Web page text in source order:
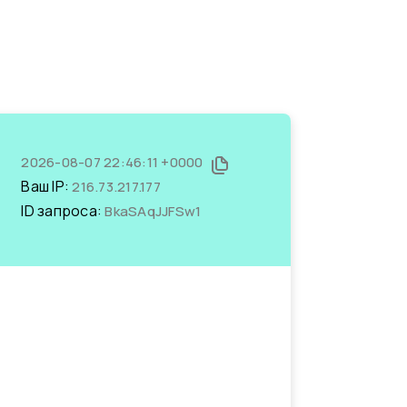
2026-08-07 22:46:11 +0000
Ваш IP:216.73.217.177
ID запроса:BkaSAqJJFSw1